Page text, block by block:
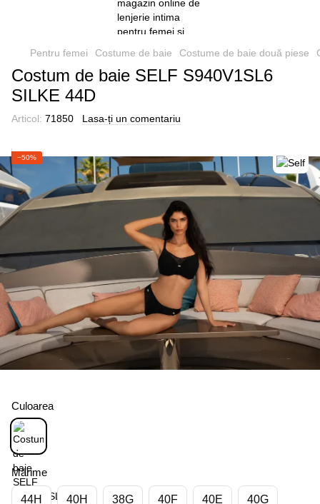
Pentru femei Costume de baie Costume de baie două piese
Costum de baie SELF S940V1SL6
SILKE 44D
Articol: 71850 Lasa-ți un comentariu
−50%
Culoarea
Mărime
44H 40H 38G 40F 40E 40G